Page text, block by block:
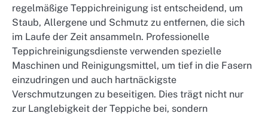
regelmäßige Teppichreinigung ist entscheidend, um
Staub, Allergene und Schmutz zu entfernen, die sich
im Laufe der Zeit ansammeln. Professionelle
Teppichreinigungsdienste verwenden spezielle
Maschinen und Reinigungsmittel, um tief in die Fasern
einzudringen und auch hartnäckigste
Verschmutzungen zu beseitigen. Dies trägt nicht nur
zur Langlebigkeit der Teppiche bei, sondern